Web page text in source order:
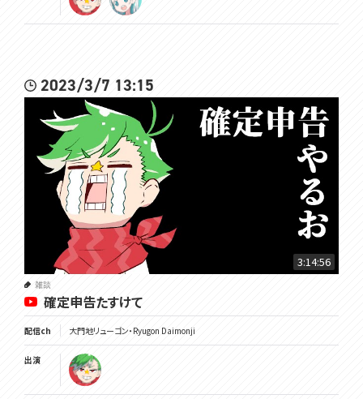
2023/3/7 13:15
3:14:56
雑談
確定申告たすけて
配信ch 大門地リューゴン・Ryugon Daimonji
出演